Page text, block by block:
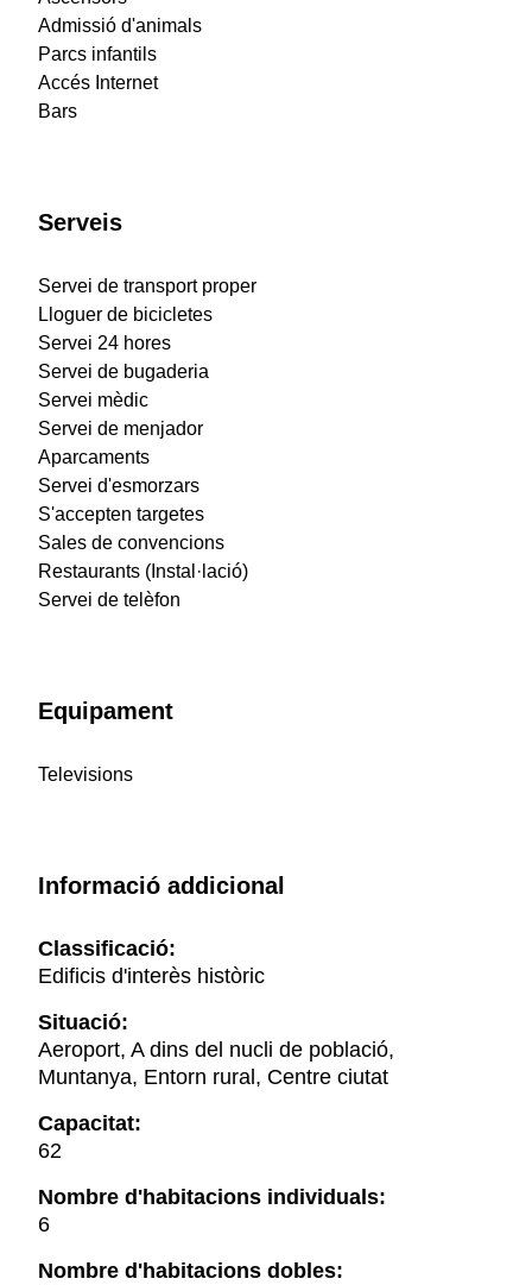
Admissió d'animals
Parcs infantils
Accés Internet
Bars
Serveis
Servei de transport proper
Lloguer de bicicletes
Servei 24 hores
Servei de bugaderia
Servei mèdic
Servei de menjador
Aparcaments
Servei d'esmorzars
S'accepten targetes
Sales de convencions
Restaurants (Instal·lació)
Servei de telèfon
Equipament
Televisions
Informació addicional
Classificació:
Edificis d'interès històric
Situació:
Aeroport, A dins del nucli de població,
Muntanya, Entorn rural, Centre ciutat
Capacitat:
62
Nombre d'habitacions individuals:
6
Nombre d'habitacions dobles: